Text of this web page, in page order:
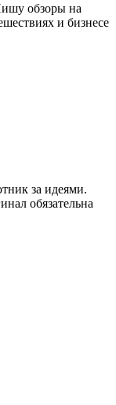
обзоры на
и бизнесе
за идеями.
обязательна